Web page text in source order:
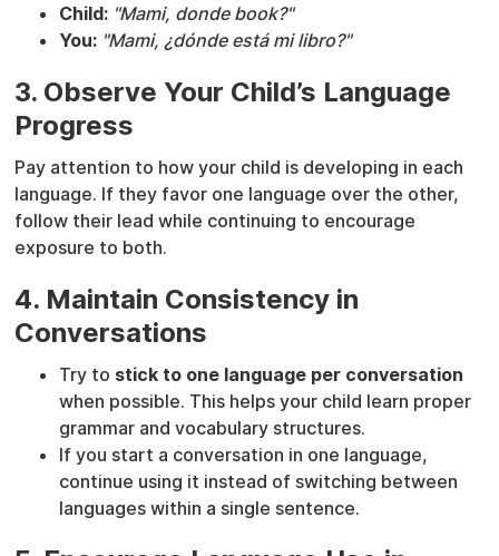
Child: "Mami, donde book?"
You: "Mami, ¿dónde está mi libro?"
3. Observe Your Child’s Language
Progress
Pay attention to how your child is developing in each
language. If they favor one language over the other,
follow their lead while continuing to encourage
exposure to both.
4. Maintain Consistency in
Conversations
Try to stick to one language per conversation
when possible. This helps your child learn proper
grammar and vocabulary structures.
If you start a conversation in one language,
continue using it instead of switching between
languages within a single sentence.